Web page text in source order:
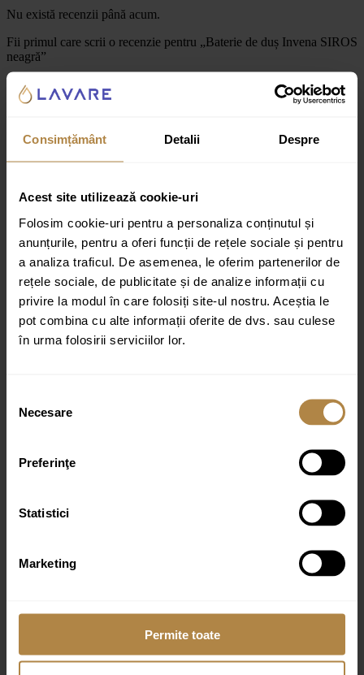
Consimțământ Detalii Despre
Acest site utilizează cookie-uri
Folosim cookie-uri pentru a personaliza conținutul și
anunțurile, pentru a oferi funcții de rețele sociale și pentru
a analiza traficul. De asemenea, le oferim partenerilor de
rețele sociale, de publicitate și de analize informații cu
privire la modul în care folosiți site-ul nostru. Aceștia le
pot combina cu alte informații oferite de dvs. sau culese
în urma folosirii serviciilor lor.
consimțământului
Necesare
Preferinţe
Statistici
Marketing
Permite toate
Nu există recenzii până acum.
Fii primul care scrii o recenzie pentru „Baterie de duș Invena SIROS
neagră”
Adresa ta de email nu va fi publicată.
Câmpurile obligatorii sunt
marcate cu*
Nume*
Email *
Baterie de dus cromata Invena Pinios
Baterie de dus Invena Kalon, crom